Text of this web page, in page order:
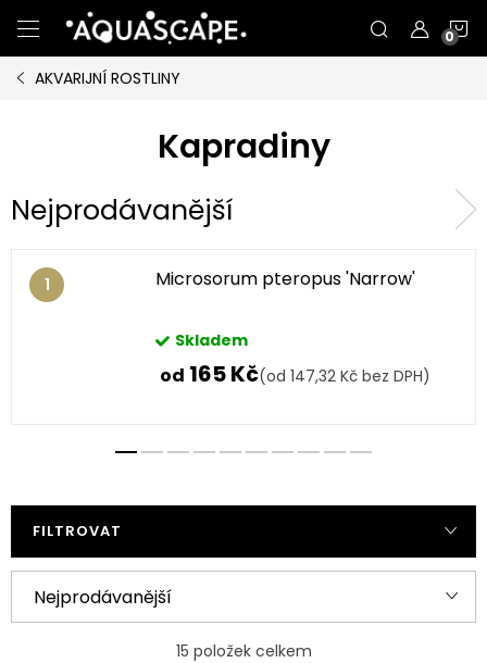
na
obsah
AKVARIJNÍ ROSTLINY
Kapradiny
Nejprodávanější
Microsorum pteropus 'Narrow'
Skladem
od 165 Kč(od 147,32 Kč bez DPH)
FILTROVAT
a
Nejprodávanější
15 položek celkem